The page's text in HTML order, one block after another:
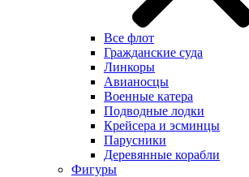
Все флот
Гражданские суда
Линкоры
Авианосцы
Военные катера
Подводные лодки
Крейсера и эсминцы
Парусники
Деревянные корабли
Фигуры